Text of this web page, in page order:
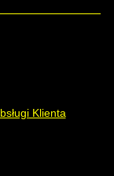
Klienta